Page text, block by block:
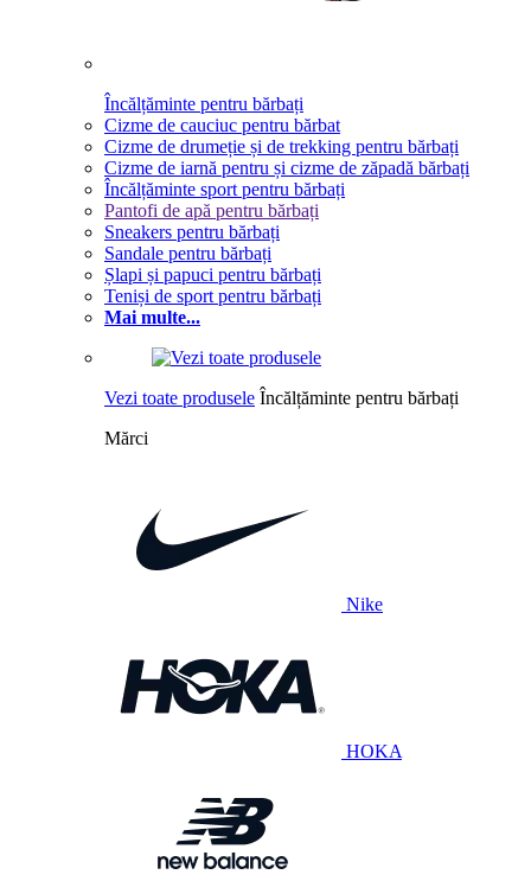
Încălțăminte pentru bărbați
Cizme de cauciuc pentru bărbat
Cizme de drumeție și de trekking pentru bărbați
Cizme de iarnă pentru și cizme de zăpadă bărbați
Încălțăminte sport pentru bărbați
Pantofi de apă pentru bărbați
Sneakers pentru bărbați
Sandale pentru bărbați
Șlapi și papuci pentru bărbați
Teniși de sport pentru bărbați
Mai multe...
Vezi toate produsele Încălțăminte pentru bărbați
Mărci
Nike
HOKA